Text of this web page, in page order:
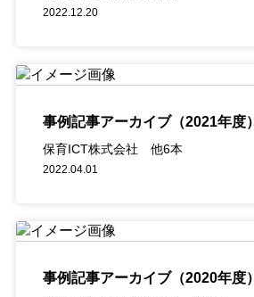
2022.12.20
事例記事アーカイブ（2021年度）
保育ICT株式会社 他6本
2022.04.01
事例記事アーカイブ（2020年度）